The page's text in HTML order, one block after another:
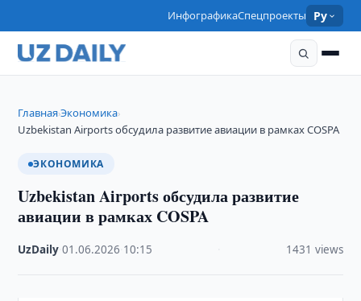
ИнфографикаСпецпроекты Ру
Главная›Экономика›
Uzbekistan Airports обсудила развитие авиации в рамках COSPA
ЭКОНОМИКА
Uzbekistan Airports обсудила развитие
авиации в рамках COSPA
UzDaily ·01.06.2026 10:15 1431 views